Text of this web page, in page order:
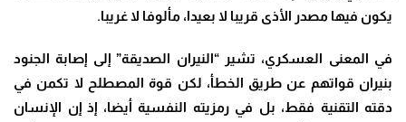
يكون فيها مصدر الأذى قريبا لا بعيدا، مألوفا لا غريبا.
في المعنى العسكري، تشير “النيران الصديقة” إلى إصابة الجنود
بنيران قواتهم عن طريق الخطأ، لكن قوة المصطلح لا تكمن في
دقته التقنية فقط، بل في رمزيته النفسية أيضا، إذ إن الإنسان